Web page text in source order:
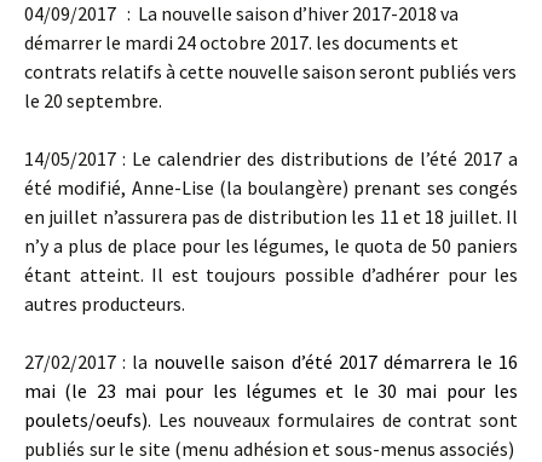
04/09/2017 : La nouvelle saison d’hiver 2017-2018 va
démarrer le mardi 24 octobre 2017. les documents et
contrats relatifs à cette nouvelle saison seront publiés vers
le 20 septembre.
14/05/2017 : Le calendrier des distributions de l’été 2017 a
été modifié, Anne-Lise (la boulangère) prenant ses congés
en juillet n’assurera pas de distribution les 11 et 18 juillet. Il
n’y a plus de place pour les légumes, le quota de 50 paniers
étant atteint. Il est toujours possible d’adhérer pour les
autres producteurs.
27/02/2017 : la nouvelle saison d’été 2017 démarrera le 16
mai (le 23 mai pour les légumes et le 30 mai pour les
poulets/oeufs). Les nouveaux formulaires de contrat sont
publiés sur le site (menu adhésion et sous-menus associés)